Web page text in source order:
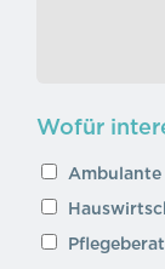
Wofür
Ambulante